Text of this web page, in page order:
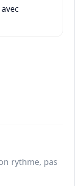
rythme, pas